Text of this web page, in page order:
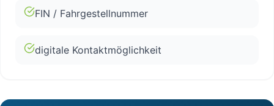
FIN / Fahrgestellnummer
digitale Kontaktmöglichkeit